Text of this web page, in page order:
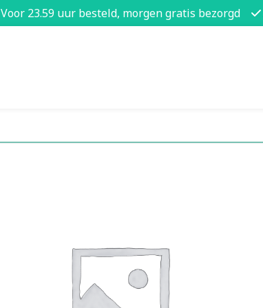
Voor 23.59 uur besteld, morgen gratis bezorgd